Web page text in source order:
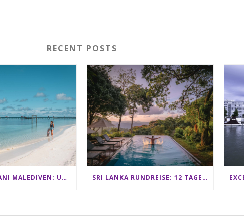
RECENT POSTS
CLUB MED KANI MALEDIVEN: UNSERE ERFAHRUNGEN IM ALL-INCLUSIVE PARADIES SRI LANKA RUNDREISE: 12 TAGE ZWISCHEN ELEFANTEN, TEEPLANTAGEN & STRAND ALS FAMILIE